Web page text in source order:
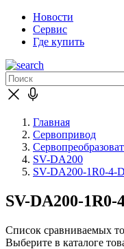
Новости
Сервис
Где купить
Главная
Сервопривод
SV-DA200
SV-DA200-1R0-4-
SV-DA200-1R0-
Список сравниваемых
Выберите в каталоге